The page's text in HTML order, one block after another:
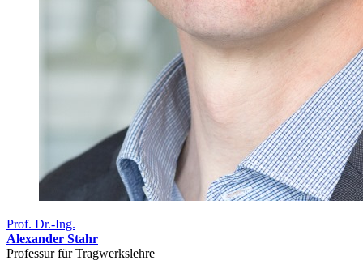
Prof. Dr.-Ing.
Alexander Stahr
Professur für Tragwerkslehre